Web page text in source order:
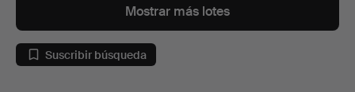
Mostrar más lotes
Suscribir búsqueda